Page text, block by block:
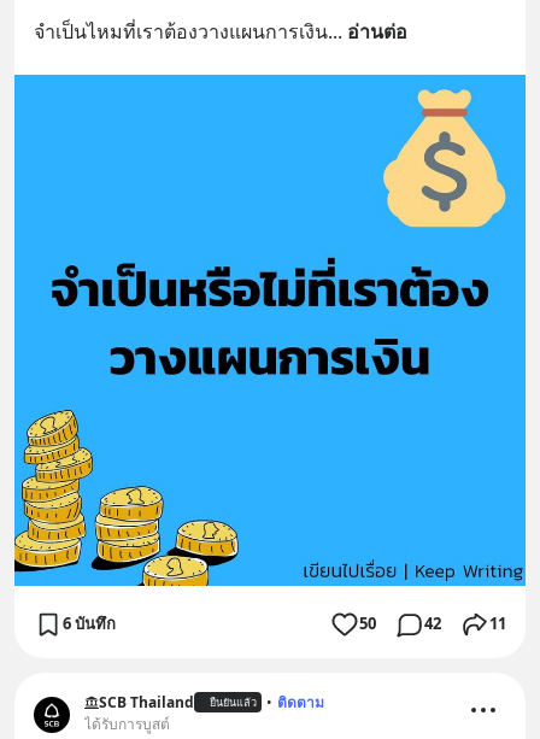
จำเป็นไหมที่เราต้องวางแผนการเงิน... อ่านต่อ
6 บันทึก 50 42 11
SCB Thailand ยืนยันแล้ว • ติดตาม
ได้รับการบูสต์